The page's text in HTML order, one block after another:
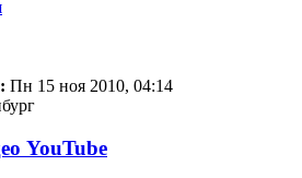
Пн 15 ноя 2010, 04:14
YouTube